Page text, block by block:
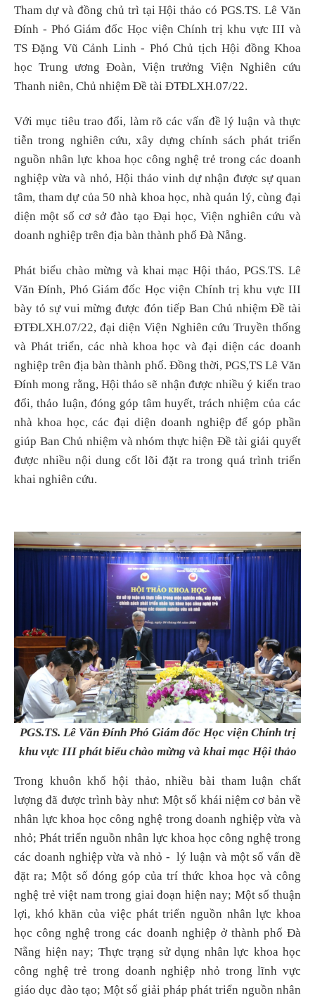
Tham dự và đồng chủ trì tại Hội thảo có PGS.TS. Lê Văn
Đính - Phó Giám đốc Học viện Chính trị khu vực III và
TS Đặng Vũ Cảnh Linh - Phó Chủ tịch Hội đồng Khoa
học Trung ương Đoàn, Viện trưởng Viện Nghiên cứu
Thanh niên, Chủ nhiệm Đề tài ĐTĐLXH.07/22.
Với mục tiêu trao đổi, làm rõ các vấn đề lý luận và thực
tiễn trong nghiên cứu, xây dựng chính sách phát triển
nguồn nhân lực khoa học công nghệ trẻ trong các doanh
nghiệp vừa và nhỏ, Hội thảo vinh dự nhận được sự quan
tâm, tham dự của 50 nhà khoa học, nhà quản lý, cùng đại
diện một số cơ sở đào tạo Đại học, Viện nghiên cứu và
doanh nghiệp trên địa bàn thành phố Đà Nẵng.
Phát biểu chào mừng và khai mạc Hội thảo, PGS.TS. Lê
Văn Đính, Phó Giám đốc Học viện Chính trị khu vực III
bày tỏ sự vui mừng được đón tiếp Ban Chủ nhiệm Đề tài
ĐTĐLXH.07/22, đại diện Viện Nghiên cứu Truyền thống
và Phát triển, các nhà khoa học và đại diện các doanh
nghiệp trên địa bàn thành phố. Đồng thời, PGS,TS Lê Văn
Đính mong rằng, Hội thảo sẽ nhận được nhiều ý kiến trao
đổi, thảo luận, đóng góp tâm huyết, trách nhiệm của các
nhà khoa học, các đại diện doanh nghiệp để góp phần
giúp Ban Chủ nhiệm và nhóm thực hiện Đề tài giải quyết
được nhiều nội dung cốt lõi đặt ra trong quá trình triển
khai nghiên cứu.
PGS.TS. Lê Văn Đính Phó Giám đốc Học viện Chính trị
khu vực III phát biểu chào mừng và khai mạc Hội thảo
Trong khuôn khổ hội thảo, nhiều bài tham luận chất
lượng đã được trình bày như: Một số khái niệm cơ bản về
nhân lực khoa học công nghệ trong doanh nghiệp vừa và
nhỏ; Phát triển nguồn nhân lực khoa học công nghệ trong
các doanh nghiệp vừa và nhỏ - lý luận và một số vấn đề
đặt ra; Một số đóng góp của trí thức khoa học và công
nghệ trẻ việt nam trong giai đoạn hiện nay; Một số thuận
lợi, khó khăn của việc phát triển nguồn nhân lực khoa
học công nghệ trong các doanh nghiệp ở thành phố Đà
Nẵng hiện nay; Thực trạng sử dụng nhân lực khoa học
công nghệ trẻ trong doanh nghiệp nhỏ trong lĩnh vực
giáo dục đào tạo; Một số giải pháp phát triển nguồn nhân